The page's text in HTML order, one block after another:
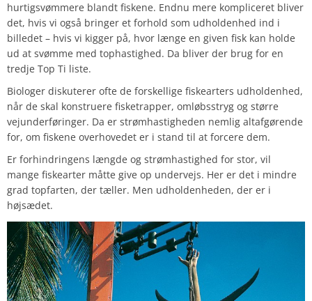
hurtigsvømmere blandt fiskene. Endnu mere kompliceret bliver
det, hvis vi også bringer et forhold som udholdenhed ind i
billedet – hvis vi kigger på, hvor længe en given fisk kan holde
ud at svømme med tophastighed. Da bliver der brug for en
tredje Top Ti liste.
Biologer diskuterer ofte de forskellige fiskearters udholdenhed,
når de skal konstruere fisketrapper, omløbsstryg og større
vejunderføringer. Da er strømhastigheden nemlig altafgørende
for, om fiskene overhovedet er i stand til at forcere dem.
Er forhindringens længde og strømhastighed for stor, vil
mange fiskearter måtte give op undervejs. Her er det i mindre
grad topfarten, der tæller. Men udholdenheden, der er i
højsædet.